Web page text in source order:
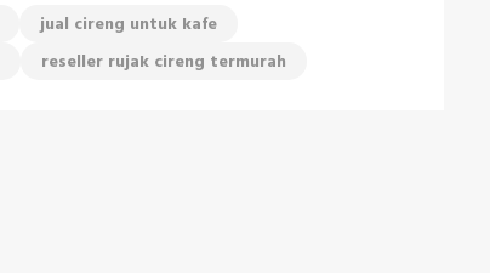
jual cireng untuk kafe
reseller rujak cireng termurah